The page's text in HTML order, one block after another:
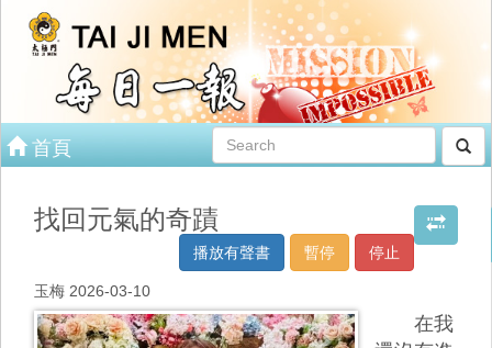
首頁
找回元氣的奇蹟
停止
暫停
播放有聲書
玉梅 2026-03-10
在我